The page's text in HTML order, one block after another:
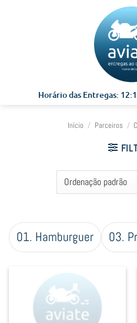
Horário das Entregas:
Início / Parceiros /
01. Hamburguer 03.